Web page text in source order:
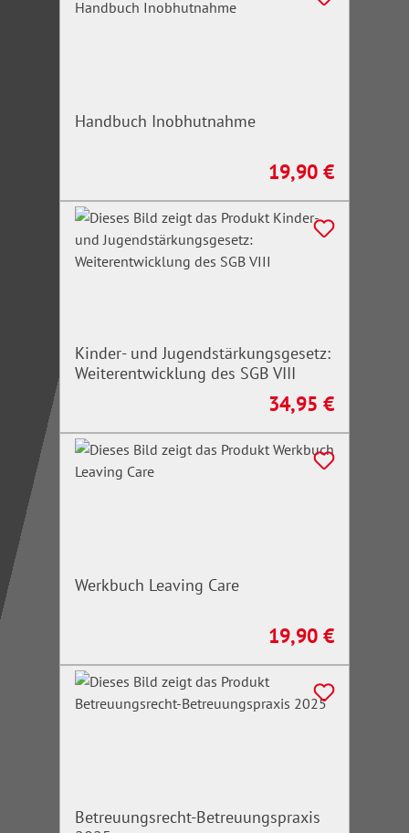
Handbuch Inobhutnahme
Regulärer Preis:
19,90 €
Kinder- und Jugendstärkungsgesetz:
Weiterentwicklung des SGB VIII
Regulärer Preis:
34,95 €
Werkbuch Leaving Care
Regulärer Preis:
19,90 €
Betreuungsrecht-Betreuungspraxis